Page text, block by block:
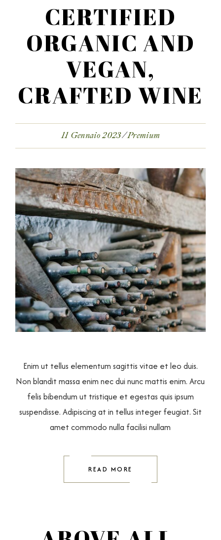
CERTIFIED
ORGANIC AND
VEGAN,
CRAFTED WINE
11 Gennaio 2023 Premium
Enim ut tellus elementum sagittis vitae et leo duis.
Non blandit massa enim nec dui nunc mattis enim. Arcu
felis bibendum ut tristique et egestas quis ipsum
suspendisse. Adipiscing at in tellus integer feugiat. Sit
amet commodo nulla facilisi nullam
READ MORE